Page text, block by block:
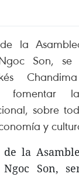
la
Son,
fomentar
sobre
y
la
Son,